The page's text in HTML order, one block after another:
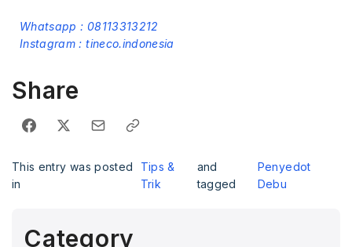
Whatsapp : 08113313212
Instagram : tineco.indonesia
Share
This entry was posted
in
Tips &
Trik
and
tagged
Penyedot
Debu
Category